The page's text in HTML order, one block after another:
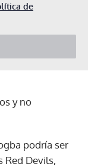
de
y no
podría ser
Red Devils,